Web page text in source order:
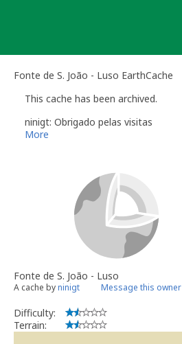
Fonte de S. João - Luso EarthCache
This cache has been archived.
ninigt: Obrigado pelas visitas
More
Fonte de S. João - Luso
A cache byninigt Message this owner
Difficulty:
Terrain: